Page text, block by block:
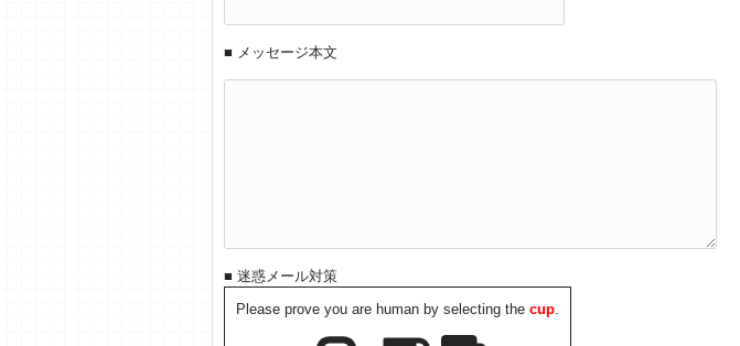
■ メッセージ本文
■ 迷惑メール対策
Please prove you are human by selecting the cup.